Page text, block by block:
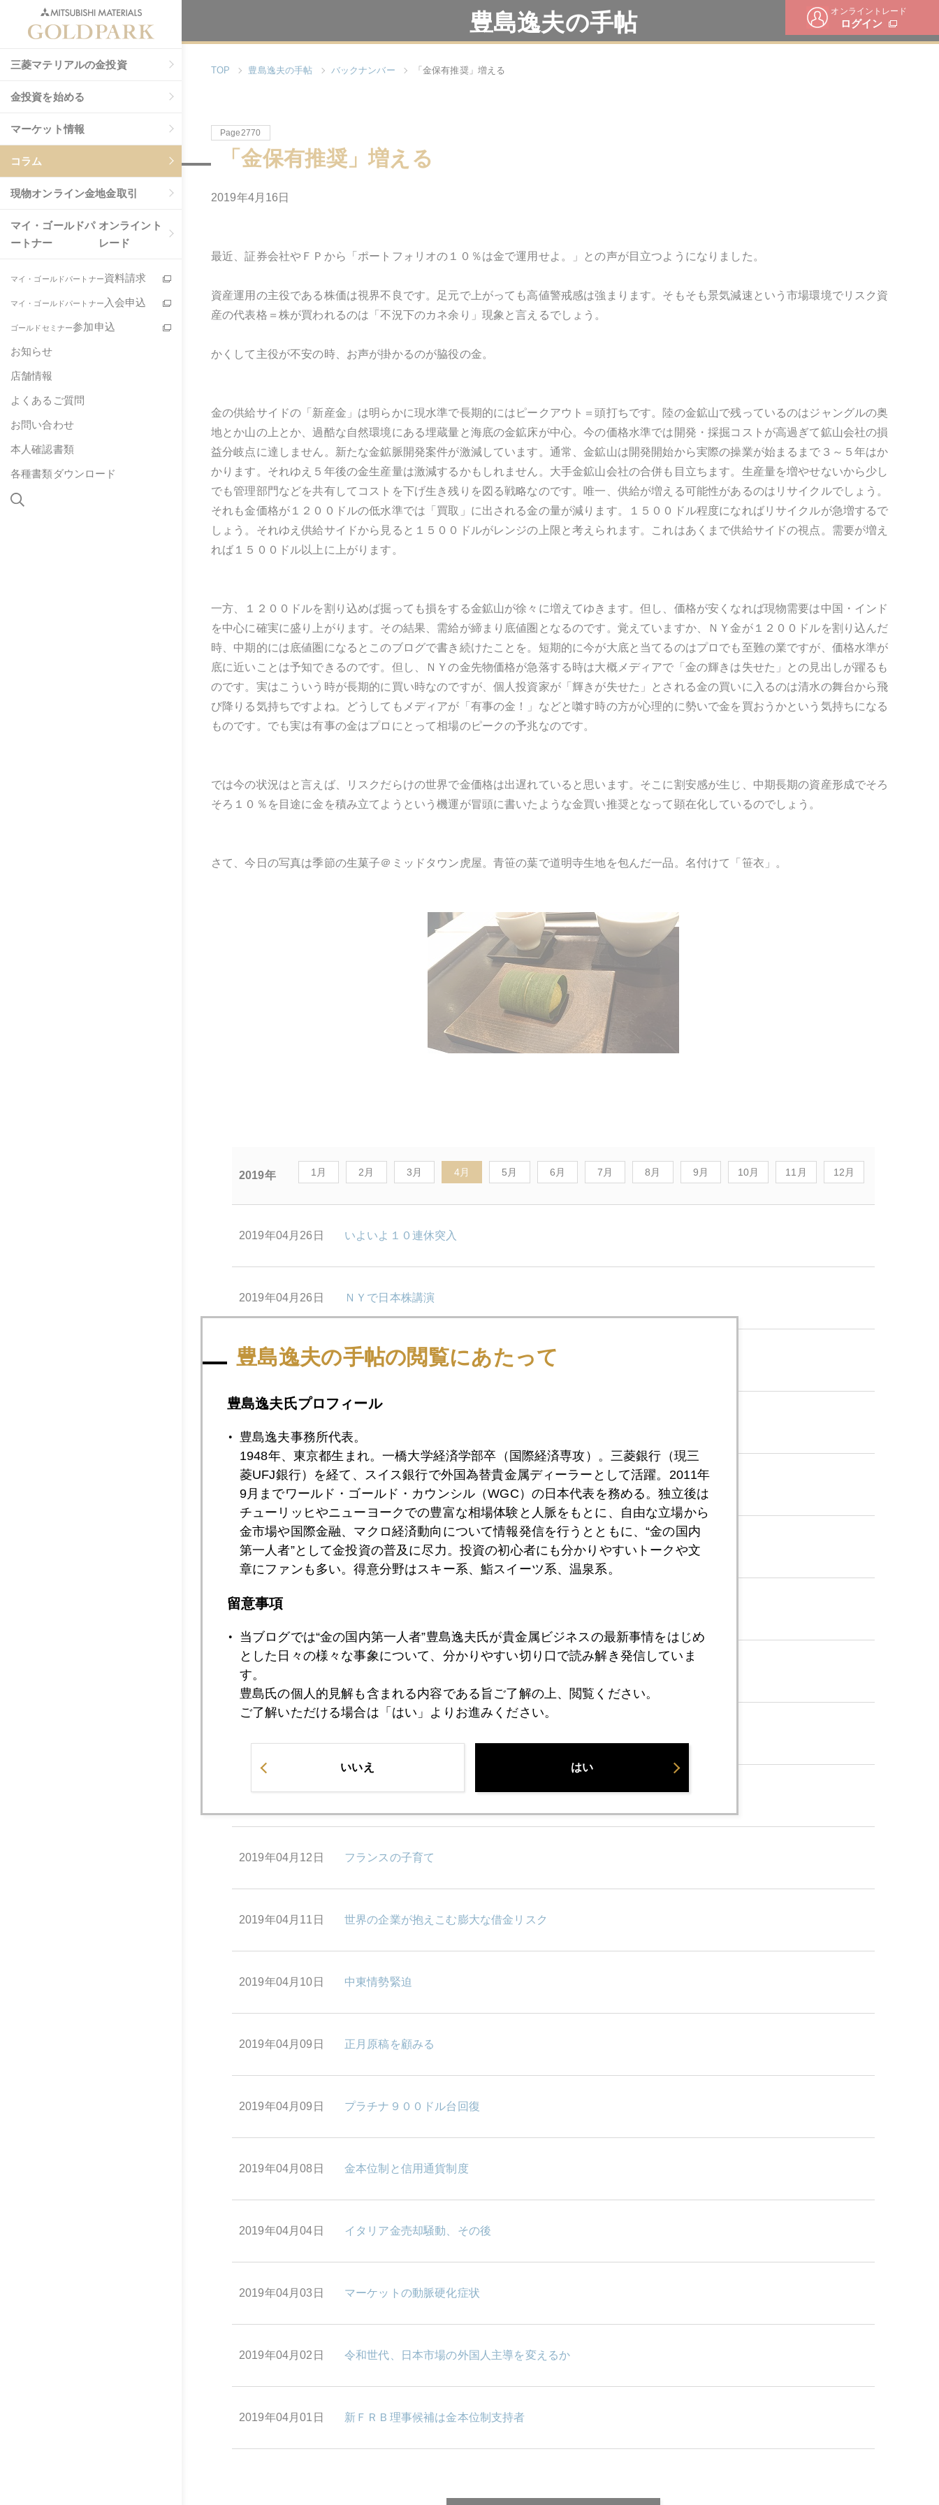
オンライントレード
ログイン
三菱マテリアルの金投資
金投資を始める
マーケット情報
コラム
現物オンライン金地金取引
マイ・ゴールドパ
ートナー
オンライント
レード
マイ・ゴールドパートナー資料請求
マイ・ゴールドパートナー 入会申込
ゴールドセミナー参加申込
お知らせ
店舗情報
よくあるご質問
お問い合わせ
本人確認書類
各種書類ダウンロード
豊島逸夫の手帖
TOP 豊島逸夫の手帖 バックナンバー 「金保有推奨」増える
Page2770
「金保有推奨」増える
2019年4月16日
最近、証券会社やＦＰから「ポートフォリオの１０％は金で運用せよ。」との声が目立つようになりました。
資産運用の主役である株価は視界不良です。足元で上がっても高値警戒感は強まります。そもそも景気減速という市場環境でリスク資
産の代表格＝株が買われるのは「不況下のカネ余り」現象と言えるでしょう。
かくして主役が不安の時、お声が掛かるのが脇役の金。
金の供給サイドの「新産金」は明らかに現水準で長期的にはピークアウト＝頭打ちです。陸の金鉱山で残っているのはジャングルの奥
地とか山の上とか、過酷な自然環境にある埋蔵量と海底の金鉱床が中心。今の価格水準では開発・採掘コストが高過ぎて鉱山会社の損
益分岐点に達しません。新たな金鉱脈開発案件が激減しています。通常、金鉱山は開発開始から実際の操業が始まるまで３～５年はか
かります。それゆえ５年後の金生産量は激減するかもしれません。大手金鉱山会社の合併も目立ちます。生産量を増やせないから少し
でも管理部門などを共有してコストを下げ生き残りを図る戦略なのです。唯一、供給が増える可能性があるのはリサイクルでしょう。
それも金価格が１２００ドルの低水準では「買取」に出される金の量が減ります。１５００ドル程度になればリサイクルが急増するで
しょう。それゆえ供給サイドから見ると１５００ドルがレンジの上限と考えられます。これはあくまで供給サイドの視点。需要が増え
れば１５００ドル以上に上がります。
一方、１２００ドルを割り込めば掘っても損をする金鉱山が徐々に増えてゆきます。但し、価格が安くなれば現物需要は中国・インド
を中心に確実に盛り上がります。その結果、需給が締まり底値圏となるのです。覚えていますか、ＮＹ金が１２００ドルを割り込んだ
時、中期的には底値圏になるとこのブログで書き続けたことを。短期的に今が大底と当てるのはプロでも至難の業ですが、価格水準が
底に近いことは予知できるのです。但し、ＮＹの金先物価格が急落する時は大概メディアで「金の輝きは失せた」との見出しが躍るも
のです。実はこういう時が長期的に買い時なのですが、個人投資家が「輝きが失せた」とされる金の買いに入るのは清水の舞台から飛
び降りる気持ちですよね。どうしてもメディアが「有事の金！」などと囃す時の方が心理的に勢いで金を買おうかという気持ちになる
ものです。でも実は有事の金はプロにとって相場のピークの予兆なのです。
では今の状況はと言えば、リスクだらけの世界で金価格は出遅れていると思います。そこに割安感が生じ、中期長期の資産形成でそろ
そろ１０％を目途に金を積み立てようという機運が冒頭に書いたような金買い推奨となって顕在化しているのでしょう。
さて、今日の写真は季節の生菓子＠ミッドタウン虎屋。青笹の葉で道明寺生地を包んだ一品。名付けて「笹衣」。
2019年 1月 2月 3月 4月 5月 6月 7月 8月 9月 10月 11月 12月
2019年04月26日 いよいよ１０連休突入
2019年04月26日 ＮＹで日本株講演
2019年04月24日 ウォール街でも「こんまり」が注目
2019年04月22日 １０連休中にリーマン級が起こったら
2019年04月19日 年金出る？出ない？
2019年04月18日
2019年04月17日
2019年04月15日 ヘッジファンド、日本１０連休はチャンス！
2019年04月12日 フランスの子育て
2019年04月11日 世界の企業が抱えこむ膨大な借金リスク
2019年04月10日 中東情勢緊迫
2019年04月09日 正月原稿を顧みる
2019年04月09日 プラチナ９００ドル台回復
2019年04月08日 金本位制と信用通貨制度
2019年04月04日 イタリア金売却騒動、その後
2019年04月03日 マーケットの動脈硬化症状
2019年04月02日 令和世代、日本市場の外国人主導を変えるか
2019年04月01日 新ＦＲＢ理事候補は金本位制支持者
豊島逸夫の手帖の閲覧にあたって
豊島逸夫氏プロフィール
豊島逸夫事務所代表。
1948年、東京都生まれ。一橋大学経済学部卒（国際経済専攻）。三菱銀行（現三
菱UFJ銀行）を経て、スイス銀行で外国為替貴金属ディーラーとして活躍。2011年
9月までワールド・ゴールド・カウンシル（WGC）の日本代表を務める。独立後は
チューリッヒやニューヨークでの豊富な相場体験と人脈をもとに、自由な立場から
金市場や国際金融、マクロ経済動向について情報発信を行うとともに、“金の国内
第一人者”として金投資の普及に尽力。投資の初心者にも分かりやすいトークや文
章にファンも多い。得意分野はスキー系、鮨スイーツ系、温泉系。
留意事項
当ブログでは“金の国内第一人者”豊島逸夫氏が貴金属ビジネスの最新事情をはじめ
とした日々の様々な事象について、分かりやすい切り口で読み解き発信していま
す。
豊島氏の個人的見解も含まれる内容である旨ご了解の上、閲覧ください。
ご了解いただける場合は「はい」よりお進みください。
いいえ はい